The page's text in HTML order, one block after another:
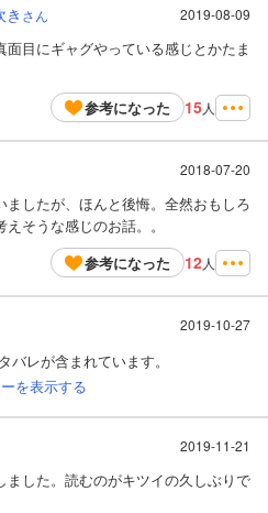
さん 2019-08-09
目にギャグやっている感じとかたま
参考になった 15人
2018-07-20
したが、ほんと後悔。全然おもしろ
そうな感じのお話。。
参考になった 12人
2019-10-27
バレが含まれています。
を表示する
2019-11-21
ました。読むのがキツイの久しぶりで